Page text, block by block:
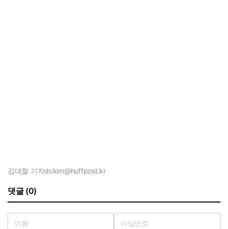
김대철 기자dckim@huffpost.kr
댓글 (0)